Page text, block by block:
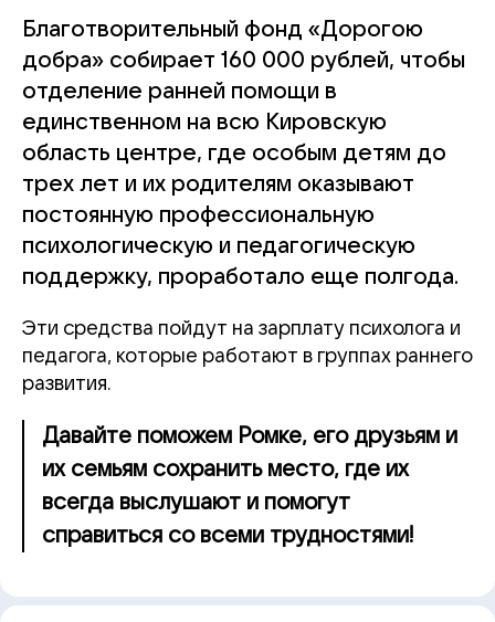
Благотворительный фонд «Дорогою
добра» собирает 160 000 рублей, чтобы
отделение ранней помощи в
единственном на всю Кировскую
область центре, где особым детям до
трех лет и их родителям оказывают
постоянную профессиональную
психологическую и педагогическую
поддержку, проработало еще полгода.
Эти средства пойдут на зарплату психолога и
педагога, которые работают в группах раннего
развития.
Давайте поможем Ромке, его друзьям и
их семьям сохранить место, где их
всегда выслушают и помогут
справиться со всеми трудностями!